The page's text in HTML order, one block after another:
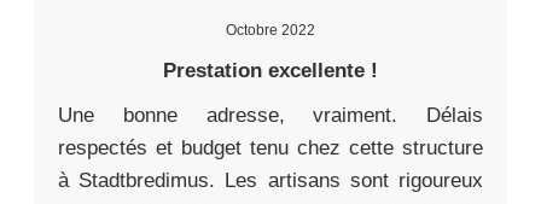
Octobre 2022
Prestation excellente !
Une bonne adresse, vraiment. Délais
respectés et budget tenu chez cette structure
à Stadtbredimus. Les artisans sont rigoureux